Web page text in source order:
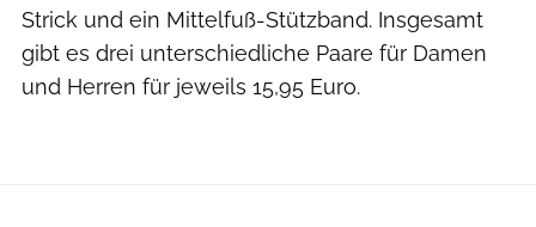
Strick und ein Mittelfuß-Stützband. Insgesamt
gibt es drei unterschiedliche Paare für Damen
und Herren für jeweils 15,95 Euro.